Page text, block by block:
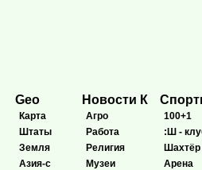
Geo
Карта
Штаты
Земля
Азия-с
Новости К
Агро
Работа
Религия
Музеи
100+1
:Ш -
Шахтёр
Арена